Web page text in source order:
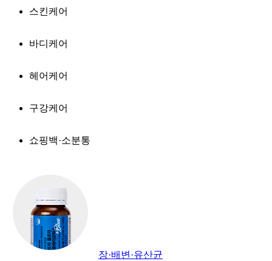
스킨케어
바디케어
헤어케어
구강케어
쇼핑백·소분통
장·배변·유산균